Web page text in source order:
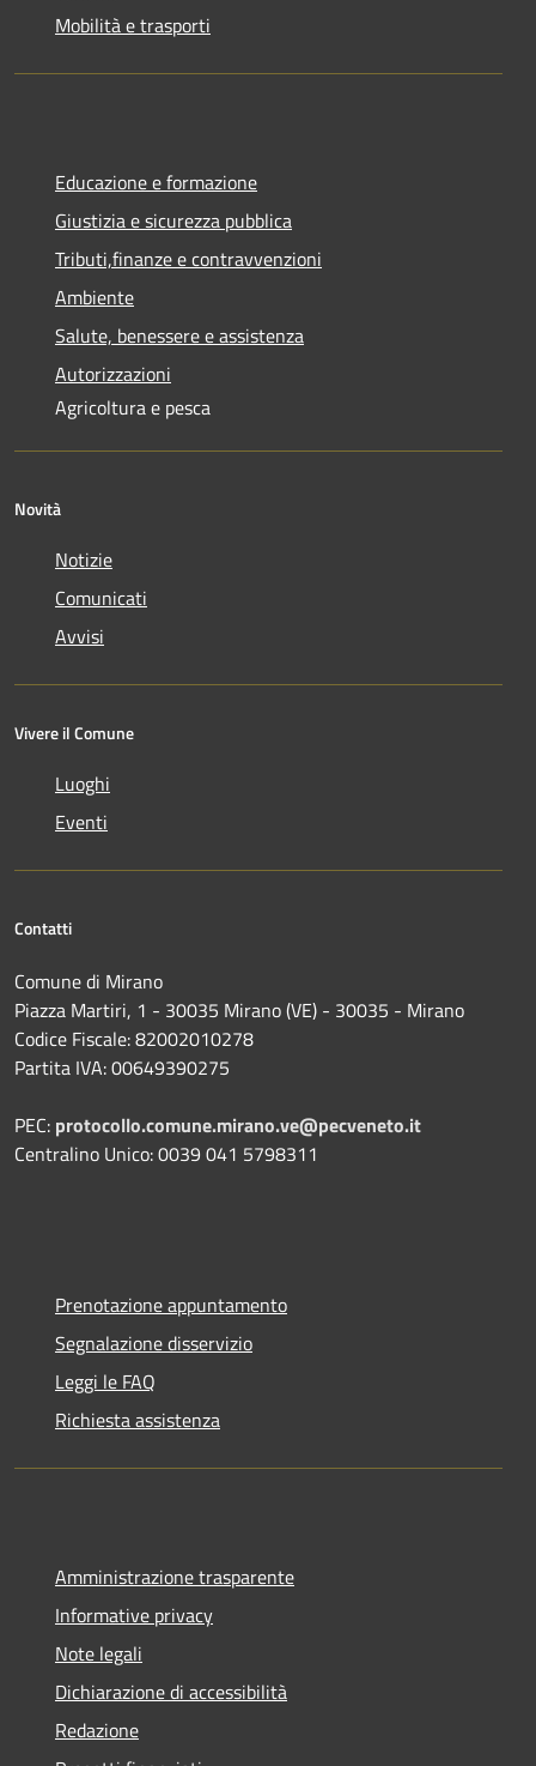
Mobilità e trasporti
Educazione e formazione
Giustizia e sicurezza pubblica
Tributi,finanze e contravvenzioni
Ambiente
Salute, benessere e assistenza
Autorizzazioni
Agricoltura e pesca
Novità
Notizie
Comunicati
Avvisi
Vivere il Comune
Luoghi
Eventi
Contatti
Comune di Mirano
Piazza Martiri, 1 - 30035 Mirano (VE) - 30035 - Mirano
Codice Fiscale: 82002010278
Partita IVA: 00649390275
PEC: protocollo.comune.mirano.ve@pecveneto.it
Centralino Unico: 0039 041 5798311
Prenotazione appuntamento
Segnalazione disservizio
Leggi le FAQ
Richiesta assistenza
Amministrazione trasparente
Informative privacy
Note legali
Dichiarazione di accessibilità
Redazione